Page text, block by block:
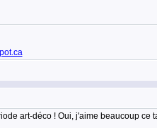
art-déco ! Oui, j'aime beaucoup